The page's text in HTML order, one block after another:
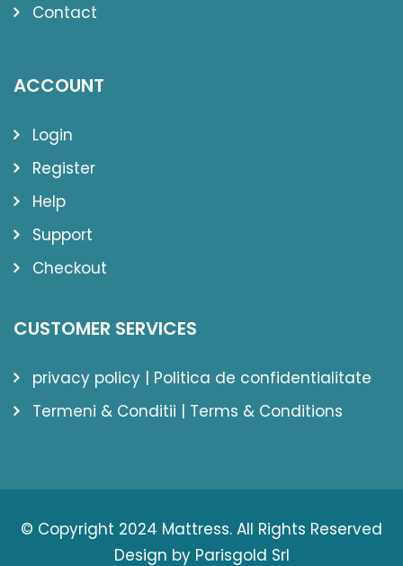
Contact
ACCOUNT
Login
Register
Help
Support
Checkout
CUSTOMER SERVICES
privacy policy | Politica de confidentialitate
Termeni & Conditii | Terms & Conditions
© Copyright 2024 Mattress. All Rights Reserved
Design by Parisgold Srl